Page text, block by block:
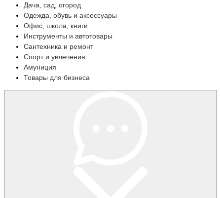
Дача, сад, огород
Одежда, обувь и аксессуары
Офис, школа, книги
Инструменты и автотовары
Сантехника и ремонт
Спорт и увлечения
Амуниция
Товары для бизнеса